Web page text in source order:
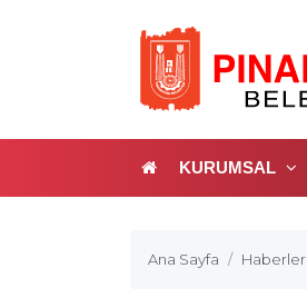
KURUMSAL
Ana Sayfa Haberler